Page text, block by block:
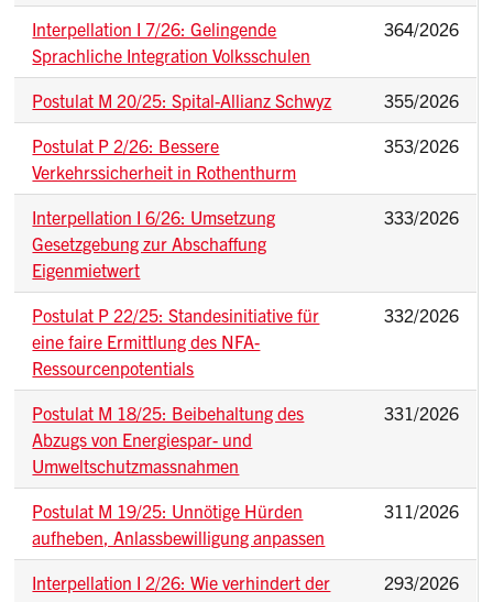
Interpellation I 7/26: Gelingende
Sprachliche Integration Volksschulen
364/2026
Postulat M 20/25: Spital-Allianz Schwyz 355/2026
Postulat P 2/26: Bessere
Verkehrssicherheit in Rothenthurm
353/2026
Interpellation I 6/26: Umsetzung
Gesetzgebung zur Abschaffung
Eigenmietwert
333/2026
Postulat P 22/25: Standesinitiative für
eine faire Ermittlung des NFA-
Ressourcenpotentials
332/2026
Postulat M 18/25: Beibehaltung des
Abzugs von Energiespar- und
Umweltschutzmassnahmen
331/2026
Postulat M 19/25: Unnötige Hürden
aufheben, Anlassbewilligung anpassen
311/2026
Interpellation I 2/26: Wie verhindert der
293/2026